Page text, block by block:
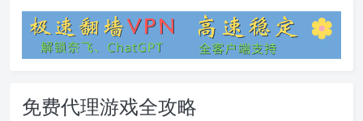
免费代理游戏全攻略